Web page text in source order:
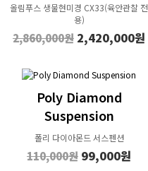
올림푸스 생물현미경 CX33(육안관찰 전
용)
2,860,000원 2,420,000원
Poly Diamond
Suspension
폴리 다이아몬드 서스펜션
110,000원 99,000원